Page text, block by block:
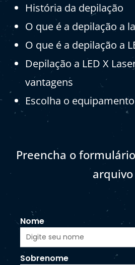
História da depilação
O que é a depilação a
O que é a depilação a
Depilação a LED X
vantagens
Escolha o
Preencha o
arquivo
Nome
Sobrenome